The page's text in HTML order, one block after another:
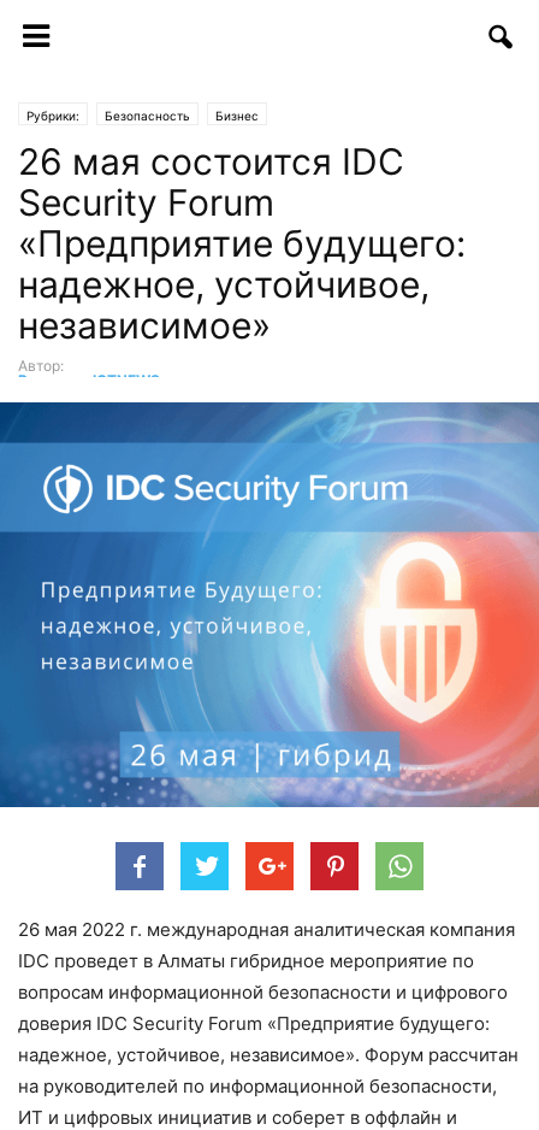
Рубрики: Безопасность Бизнес
26 мая состоится IDC
Security Forum
«Предприятие будущего:
надежное, устойчивое,
независимое»
Автор:
Редакция ICTNEWS
26 мая 2022 г. международная аналитическая компания
IDС проведет в Алматы гибридное мероприятие по
вопросам информационной безопасности и цифрового
доверия IDC Security Forum «Предприятие будущего:
надежное, устойчивое, независимое». Форум рассчитан
на руководителей по информационной безопасности,
ИТ и цифровых инициатив и соберет в оффлайн и